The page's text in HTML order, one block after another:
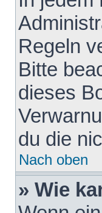
Regeln
Bitte
dieses
du die
Nach oben
» Wie